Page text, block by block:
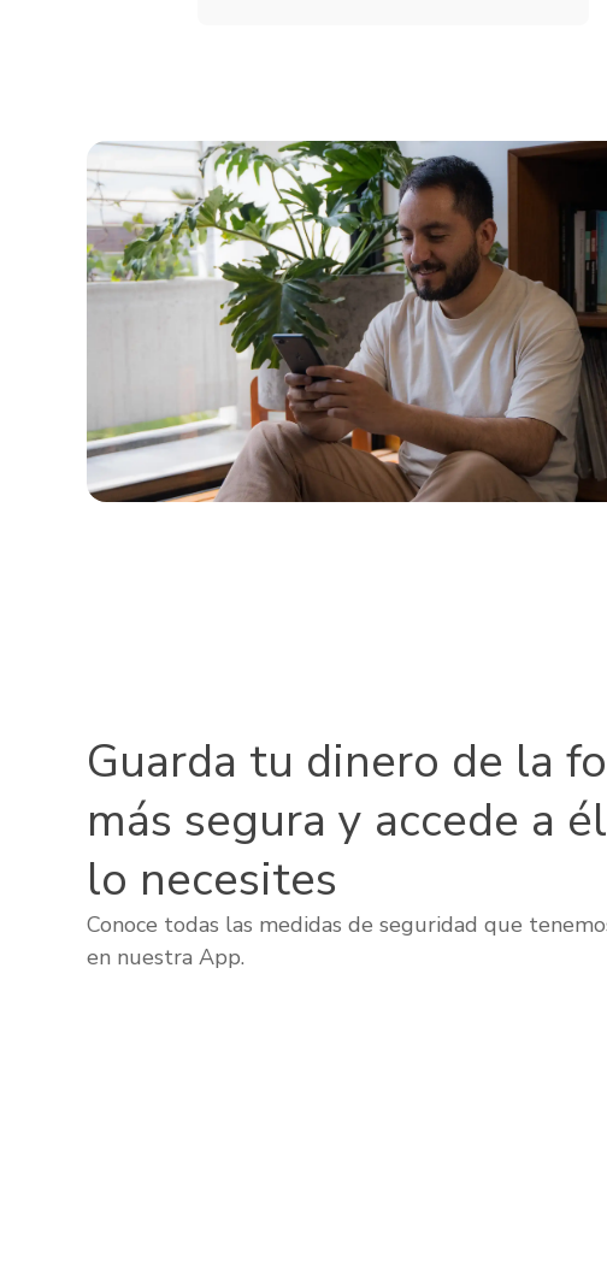
Servicios
Courier
Peigo
Billetera virtual
Guarda tu dinero de la
más segura y accede a
lo necesites
Conoce todas las medidas de seguridad que
en nuestra App.